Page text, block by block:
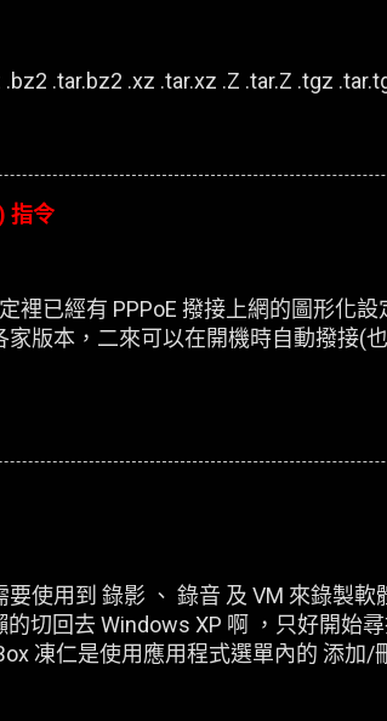
.tar.bz2 .xz .tar.xz .Z .tar.Z .tgz
指令
裡已經有 PPPoE 撥接上網的圖形化
版本，二來可以在開機時自動撥接(
使用到 錄影 、 錄音 及 VM 來錄製軟
切回去 Windows XP 啊 ，只好開始
凍仁是使用應用程式選單內的 添加/